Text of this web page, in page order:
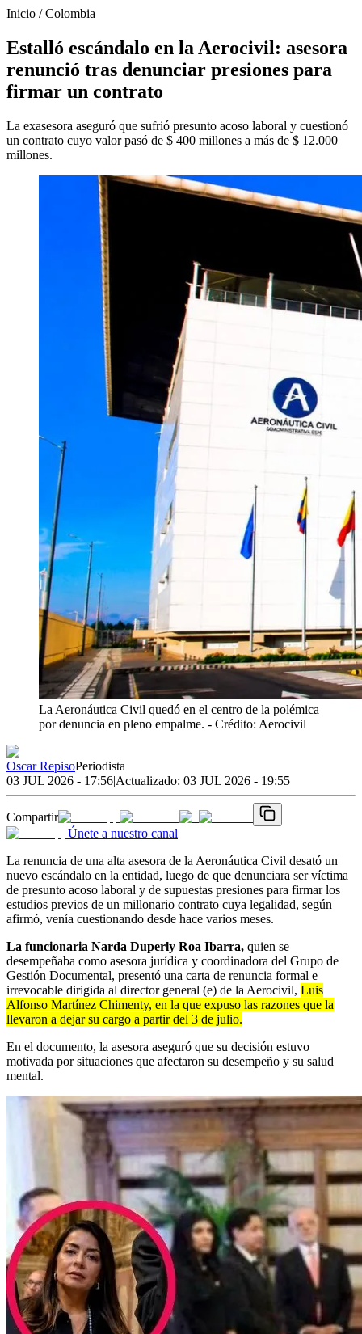
Inicio /Colombia
Estalló escándalo en la Aerocivil: asesora
renunció tras denunciar presiones para
firmar un contrato
La exasesora aseguró que sufrió presunto acoso laboral y cuestionó
un contrato cuyo valor pasó de $ 400 millones a más de $ 12.000
millones.
La Aeronáutica Civil quedó en el centro de la polémica
por denuncia en pleno empalme. - Crédito: Aerocivil
Oscar RepisoPeriodista
03 JUL 2026 - 17:56|Actualizado: 03 JUL 2026 - 19:55
Compartir
Únete a nuestro canal
La renuncia de una alta asesora de la Aeronáutica Civil desató un
nuevo escándalo en la entidad, luego de que denunciara ser víctima
de presunto acoso laboral y de supuestas presiones para firmar los
estudios previos de un millonario contrato cuya legalidad, según
afirmó, venía cuestionando desde hace varios meses.
La funcionaria Narda Duperly Roa Ibarra, quien se
desempeñaba como asesora jurídica y coordinadora del Grupo de
Gestión Documental, presentó una carta de renuncia formal e
irrevocable dirigida al director general (e) de la Aerocivil, Luis
Alfonso Martínez Chimenty, en la que expuso las razones que la
llevaron a dejar su cargo a partir del 3 de julio.
En el documento, la asesora aseguró que su decisión estuvo
motivada por situaciones que afectaron su desempeño y su salud
mental.